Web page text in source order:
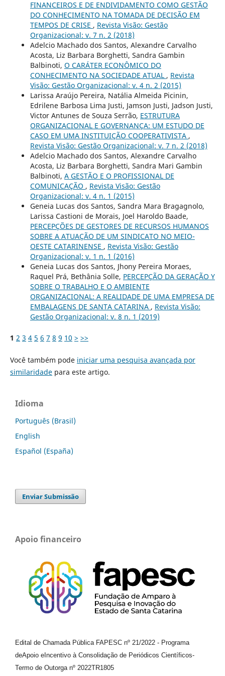
FINANCEIROS E DE ENDIVIDAMENTO COMO GESTÃO
DO CONHECIMENTO NA TOMADA DE DECISÃO EM
TEMPOS DE CRISE , Revista Visão: Gestão
Organizacional: v. 7 n. 2 (2018)
Adelcio Machado dos Santos, Alexandre Carvalho
Acosta, Liz Barbara Borghetti, Sandra Gambin
Balbinoti, O CARÁTER ECONÔMICO DO
CONHECIMENTO NA SOCIEDADE ATUAL , Revista
Visão: Gestão Organizacional: v. 4 n. 2 (2015)
Larissa Araújo Pereira, Natália Almeida Picinin,
Edrilene Barbosa Lima Justi, Jamson Justi, Jadson Justi,
Victor Antunes de Souza Serrão, ESTRUTURA
ORGANIZACIONAL E GOVERNANÇA: UM ESTUDO DE
CASO EM UMA INSTITUIÇÃO COOPERATIVISTA ,
Revista Visão: Gestão Organizacional: v. 7 n. 2 (2018)
Adelcio Machado dos Santos, Alexandre Carvalho
Acosta, Liz Barbara Borghetti, Sandra Mari Gambin
Balbinoti, A GESTÃO E O PROFISSIONAL DE
COMUNICAÇÃO , Revista Visão: Gestão
Organizacional: v. 4 n. 1 (2015)
Geneia Lucas dos Santos, Sandra Mara Bragagnolo,
Larissa Castioni de Morais, Joel Haroldo Baade,
PERCEPÇÕES DE GESTORES DE RECURSOS HUMANOS
SOBRE A ATUAÇÃO DE UM SINDICATO NO MEIO-
OESTE CATARINENSE , Revista Visão: Gestão
Organizacional: v. 1 n. 1 (2016)
Geneia Lucas dos Santos, Jhony Pereira Moraes,
Raquel Prá, Bethânia Solle, PERCEPÇÃO DA GERAÇÃO Y
SOBRE O TRABALHO E O AMBIENTE
ORGANIZACIONAL: A REALIDADE DE UMA EMPRESA DE
EMBALAGENS DE SANTA CATARINA , Revista Visão:
Gestão Organizacional: v. 8 n. 1 (2019)
1 2 3 4 5 6 7 8 9 10 > >>
Você também pode iniciar uma pesquisa avançada por
similaridadepara este artigo.
Idioma
Português (Brasil)
English
Español (España)
Enviar Submissão
Apoio financeiro
Edital de Chamada Pública FAPESC nº 21/2022 - Programa
deApoio e Incentivo à Consolidação de Periódicos Científicos-
Termo de Outorga nº 2022TR1805